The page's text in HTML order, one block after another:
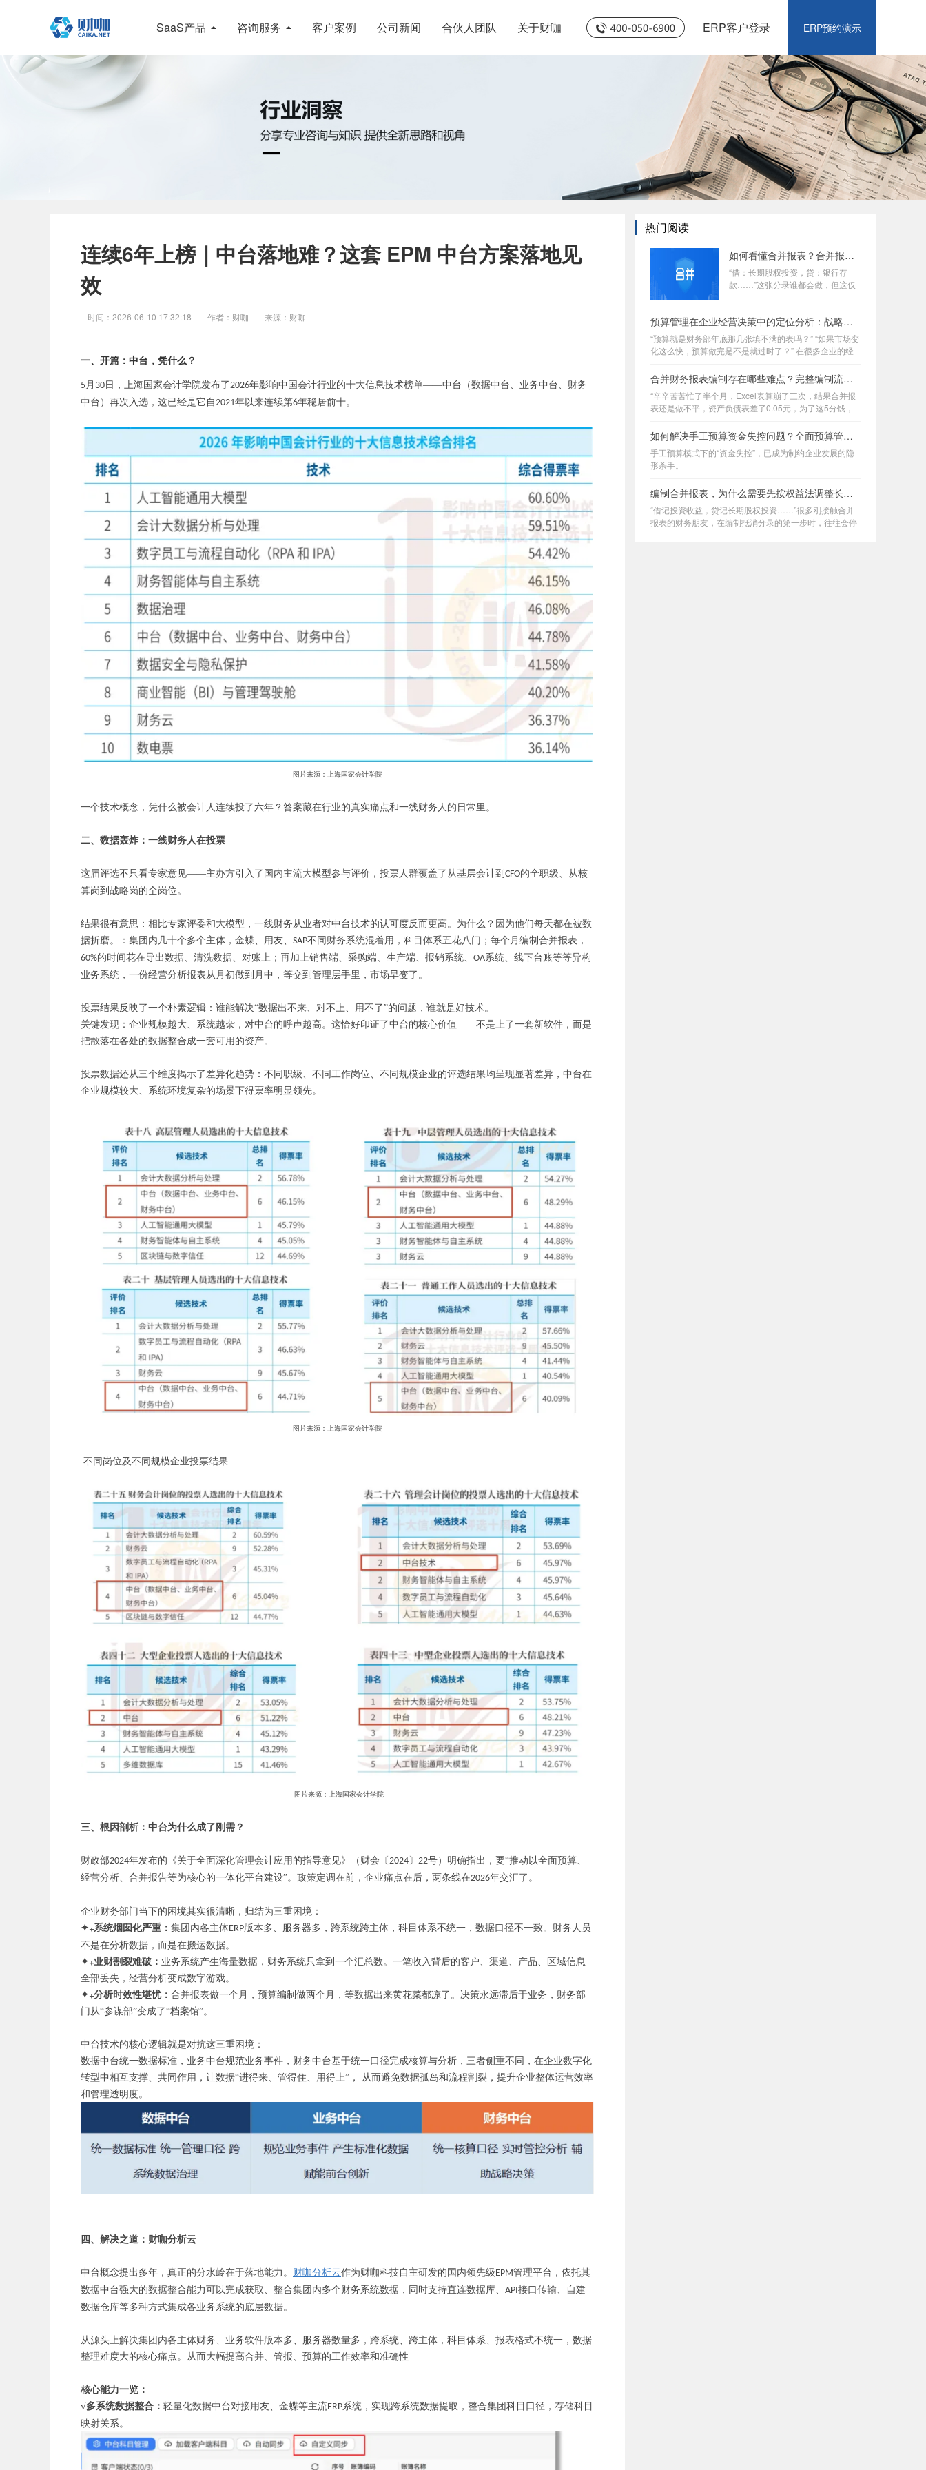
SaaS产品 咨询服务 客户案例 公司新闻 合伙人团队 关于财咖 ERP客户登录 ERP预约演示
连续6年上榜｜中台落地难？这套 EPM 中台方案落地见
效
时间：2026-06-10 17:32:18 作者：财咖 来源：财咖
一、开篇：中台，凭什么？
5月 30 日，上海国家会计学院发布了2026年影响中国会计行业的十大信息技术榜单——中台（数据中台、业务中台、财务
中台）再次入选，这已经是它自2021年以来连续第6年稳居前十。
图片来源：上海国家会计学院
一个技术概念，凭什么被会计人连续投了六年？答案藏在行业的真实痛点和一线财务人的日常里。
二、 数据轰炸：一线财务人在投票
这届评选不只看专家意见——主办方引入了国内主流大模型参与评价，投票人群覆盖了从基层会计到 CFO的全职级、从核
算岗到战略岗的全岗位。
结果很有意思：相比专家评委和大模型，一线财务从业者对中台技术的认可度反而更高。为什么？因为他们每天都在被数
据折磨。：集团内几十个多个主体，金蝶、用友、 SAP不同财务系统混着用，科目体系五花八门；每个月编制合并报表，
60%的时间花在导出数据、清洗数据、对账上；再加上销售端、采购端、生产端、报销系统、 OA系统、线下台账等等异构
业务系统，一份经营分析报表从月初做到月中，等交到管理层手里，市场早变了。
投票结果反映了一个朴素逻辑：谁能解决“数据出不来、对不上、用不了”的问题，谁就是好技术。
关键发现：企业规模越大、系统越杂，对中台的呼声越高。这恰好印证了中台的核心价值——不是上了一套新软件，而是
把散落在各处的数据整合成一套可用的资产。
投票数据还从三个维度揭示了差异化趋势：不同职级、不同工作岗位、不同规模企业的评选结果均呈现显著差异，中台在
企业规模较大、系统环境复杂的场景下得票率明显领先。
图片来源：上海国家会计学院
不同岗位及不同规模企业投票结果
图片来源：上海国家会计学院
三、根因剖析：中台为什么成了刚需？
财政部2024年发布的《关于全面深化管理会计应用的指导意见》（财会〔 2024 〕 22号）明确指出，要“推动以全面预算、
经营分析、合并报告等为核心的一体化平台建设”。政策定调在前，企业痛点在后，两条线在2026年交汇了。
企业财务部门当下的困境其实很清晰，归结为三重困境：
✦₊系统烟囱化严重： 集团内各主体ERP版本多、服务器多，跨系统跨主体，科目体系不统一，数据口径不一致。财务人员
不是在分析数据，而是在搬运数据。
✦₊业财割裂难破： 业务系统产生海量数据，财务系统只拿到一个汇总数。一笔收入背后的客户、渠道、产品、区域信息
全部丢失，经营分析变成数字游戏。
✦₊分析时效性堪忧： 合并报表做一个月，预算编制做两个月，等数据出来黄花菜都凉了。决策永远滞后于业务，财务部
门从“参谋部”变成了“档案馆”。
中台技术的核心逻辑就是对抗这三重困境：
数据中台统一数据标准，业务中台规范业务事件，财务中台基于统一口径完成核算与分析，三者侧重不同，在企业数字化
转型中相互支撑、共同作用，让数据“进得来、管得住、用得上”， 从而避免数据孤岛和流程割裂，提升企业整体运营效率
和管理透明度。
四、解决之道：财咖分析云
中台概念提出多年，真正的分水岭在于落地能力。 财咖分析云作为财咖科技自主研发的国内领先级EPM管理平台，依托其
数据中台强大的数据整合能力可以完成获取、整合集团内多个财务系统数据，同时支持直连数据库、 API接口传输、自建
数据仓库等多种方式集成各业务系统的底层数据。
从源头上解决集团内各主体财务、业务软件版本多、服务器数量多，跨系统、跨主体，科目体系、报表格式不统一，数据
整理难度大的核心痛点。从而大幅提高合并、管报、预算的工作效率和准确性
核心能力一览：
√多系统数据整合： 轻量化数据中台对接用友、金蝶等主流ERP系统，实现跨系统数据提取，整合集团科目口径，存储科目
映射关系。
热门阅读
如何看懂合并报表？合并报表难点不在于原理，而是业务流程繁琐复杂>
“借：长期股权投资，贷：银行存
款……”这张分录谁都会做，但这仅
录，你是不是也曾感到过深深的无
力？
预算管理在企业经营决策中的定位分析：战略落地与资源配置逻辑
“预算就是财务部年底那几张填不满的表吗？” “如果市场变
化这么快，预算做完是不是就过时了？” 在很多企业的经
合并财务报表编制存在哪些难点？完整编制流程实战讲解
“辛辛苦苦忙了半个月，Excel表算崩了三次，结果合并报
表还是做不平，资产负债表差了0.05元，为了这5分钱，
如何解决手工预算资金失控问题？全面预算管理数字化实施方案
手工预算模式下的“资金失控”，已成为制约企业发展的隐
形杀手。
编制合并报表，为什么需要先按权益法调整长期股权投资再抵消？
“借记投资收益，贷记长期股权投资……”很多刚接触合并
报表的财务朋友，在编制抵消分录的第一步时，往往会停